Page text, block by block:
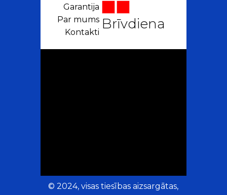
© 2024, visas tiesības aizsargātas,
Brīvdiena
Kontakti
Par mums
Garantija